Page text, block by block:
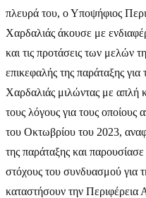
πλευρά του, ο Υποψήφιος
Χαρδαλιάς άκουσε με
και τις προτάσεις των μελών
επικεφαλής της παράταξης
Χαρδαλιάς μιλώντας με απλή
τους λόγους για τους οποίους
του Οκτωβρίου του 2023,
της παράταξης και
στόχους του συνδυασμού για
καταστήσουν την Περιφέρεια